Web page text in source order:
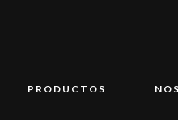
PRODUCTOS